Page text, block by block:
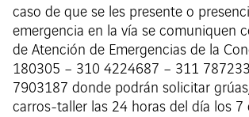
caso de que se les presente o
emergencia en la vía se comuniquen
de Atención de Emergencias de la
180305 – 310 4224687 – 311
7903187 donde podrán solicitar
carros-taller las 24 horas del día los 7